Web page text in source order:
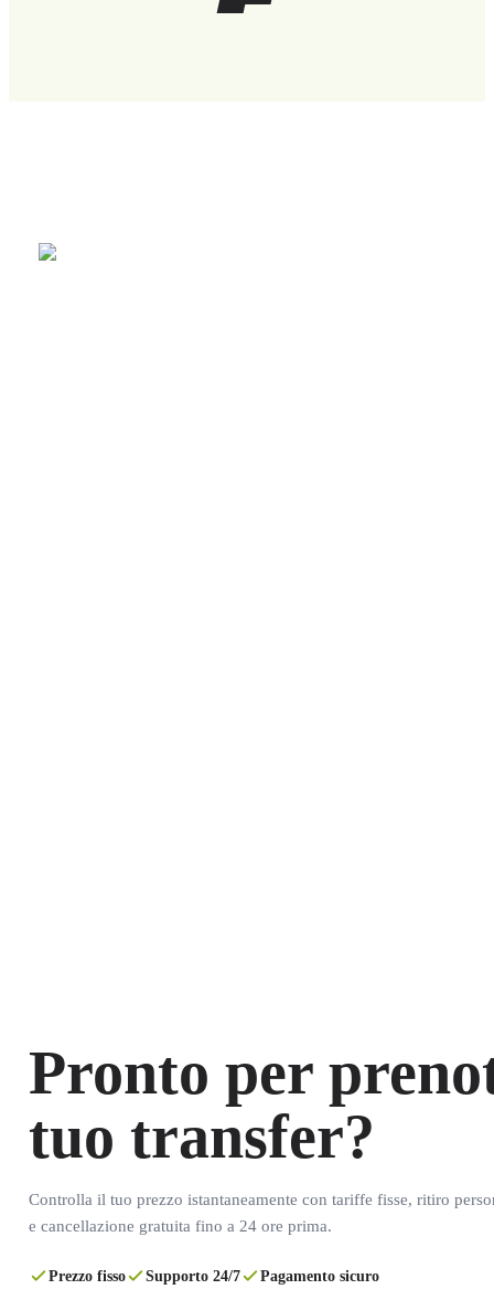
Pronto per
tuo transfer?
Controlla il tuo prezzo istantaneamente con tariffe fisse, ritiro
e cancellazione gratuita fino a 24 ore prima.
Prezzo fisso Supporto 24/7 Pagamento sicuro